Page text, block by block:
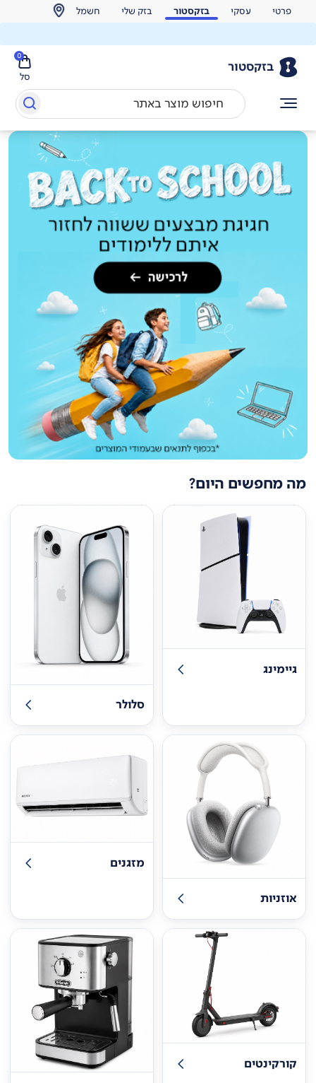
פרטי עסקי בזקסטור בזק שלי חשמל
בזקסטור
סל
0
מה מחפשים היום?
גיימינג
סלולר
אוזניות
מזגנים
קורקינטים